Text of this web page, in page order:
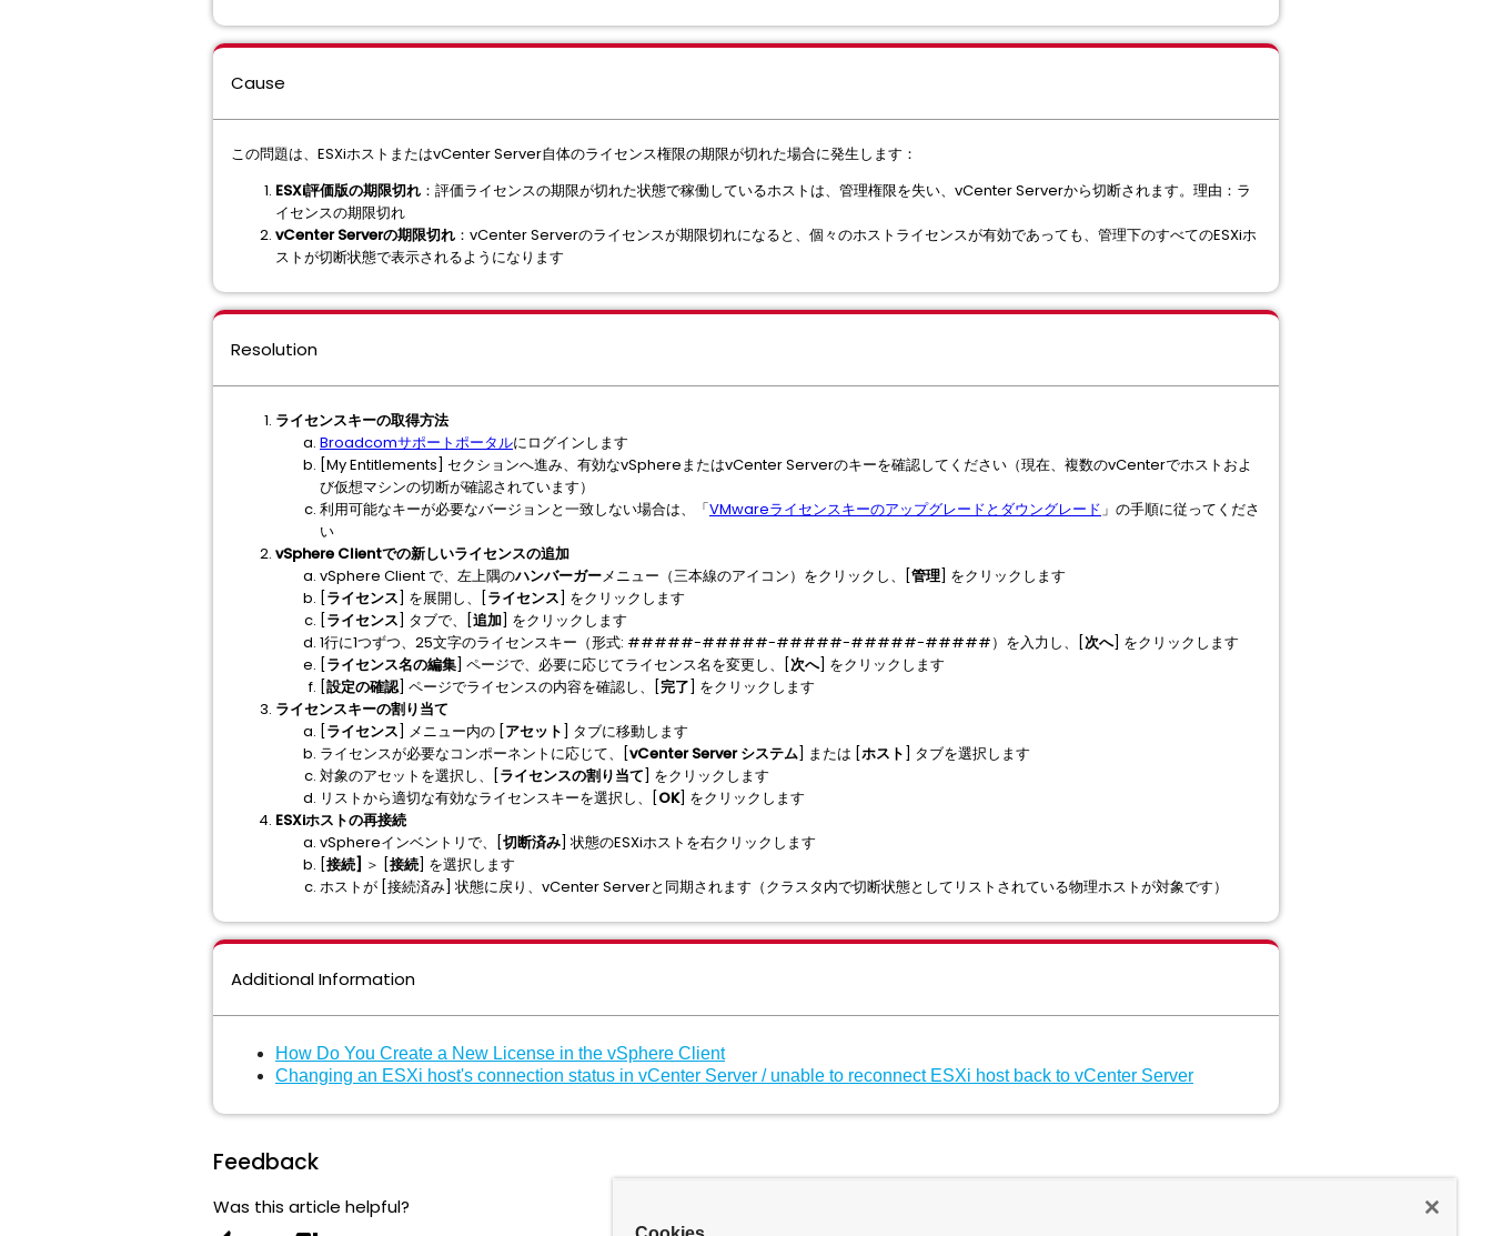
Cause
この問題は、ESXiホストまたはvCenter Server自体のライセンス権限の期限が切れた場合に発生します：
ESXi評価版の期限切れ ：評価ライセンスの期限が切れた状態で稼働しているホストは、管理権限を失い、vCenter Serverから切断されます。理由：ラ
イセンスの期限切れ
vCenter Serverの期限切れ ：vCenter Serverのライセンスが期限切れになると、個々のホストライセンスが有効であっても、管理下のすべてのESXiホ
ストが切断状態で表示されるようになります
Resolution
ライセンスキーの取得方法
Broadcomサポートポータルにログインします
[My Entitlements] セクションへ進み、有効なvSphereまたはvCenter Serverのキーを確認してください（現在、複数のvCenterでホストおよ
び仮想マシンの切断が確認されています）
利用可能なキーが必要なバージョンと一致しない場合は、「VMwareライセンスキーのアップグレードとダウングレード」の手順に従ってくださ
い
vSphere Clientでの新しいライセンスの追加
vSphere Client で、左上隅のハンバーガーメニュー（三本線のアイコン）をクリックし、[管理] をクリックします
[ライセンス] を展開し、[ライセンス] をクリックします
[ライセンス] タブで、[追加] をクリックします
1行に1つずつ、25文字のライセンスキー（形式: #####-#####-#####-#####-#####）を入力し、[次へ] をクリックします
[ライセンス名の編集] ページで、必要に応じてライセンス名を変更し、[次へ] をクリックします
[設定の確認] ページでライセンスの内容を確認し、[完了] をクリックします
ライセンスキーの割り当て
[ライセンス] メニュー内の [アセット] タブに移動します
ライセンスが必要なコンポーネントに応じて、[vCenter Server システム] または [ホスト] タブを選択します
対象のアセットを選択し、[ライセンスの割り当て] をクリックします
リストから適切な有効なライセンスキーを選択し、[OK] をクリックします
ESXiホストの再接続
vSphereインベントリで、[切断済み] 状態のESXiホストを右クリックします
[接続] ＞ [接続] を選択します
ホストが [接続済み] 状態に戻り、vCenter Serverと同期されます（クラスタ内で切断状態としてリストされている物理ホストが対象です）
Additional Information
How Do You Create a New License in the vSphere Client
Changing an ESXi host's connection status in vCenter Server / unable to reconnect ESXi host back to vCenter Server
Feedback
Was this article helpful?